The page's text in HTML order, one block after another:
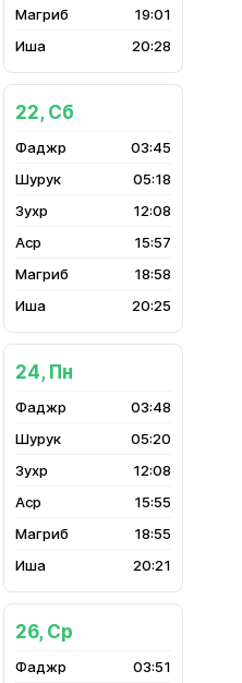
19:01
20:28
22, Сб
03:45
05:18
12:08
15:57
18:58
20:25
24, Пн
03:48
05:20
12:08
15:55
18:55
20:21
26, Ср
03:51